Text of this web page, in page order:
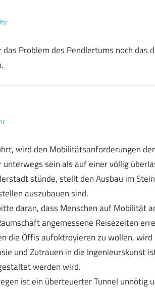
Problem des Pendlertums noch das
wird den Mobilitätsanforderungen
sein als auf einer völlig
stünde, stellt den Ausbau im
auszubauen sind.
daran, dass Menschen auf Mobilität
angemessene Reisezeiten
die Öffis aufoktroyieren zu wollen,
und Zutrauen in die Ingenieurskunst
werden wird.
ist ein überteuerter Tunnel unnötig